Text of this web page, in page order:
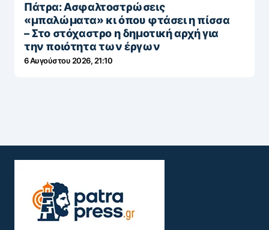
Πάτρα: Ασφαλτοστρώσεις
«μπαλώματα» κι όπου φτάσει η πίσσα
– Στο στόχαστρο η δημοτική αρχή για
την ποιότητα των έργων
6 Αυγούστου 2026, 21:10